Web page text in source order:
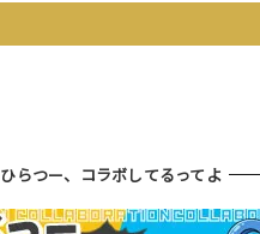
ひらつー、コラボしてるってよ